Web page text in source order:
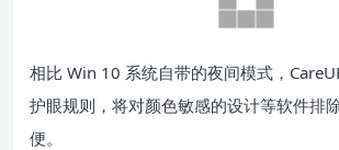
相比 Win 10 系统自带的夜间模式，
护眼规则，将对颜色敏感的设计等软件排
便。